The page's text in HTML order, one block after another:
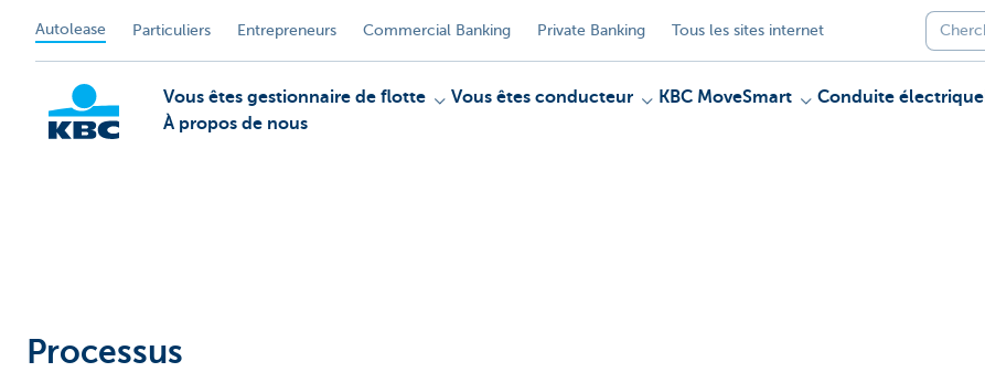
Autolease Particuliers Entrepreneurs Commercial Banking Private Banking Tous les sites internet
Vous êtes gestionnaire de flotte Vous êtes conducteur KBC MoveSmart Conduite électrique
À propos de nous
Processus